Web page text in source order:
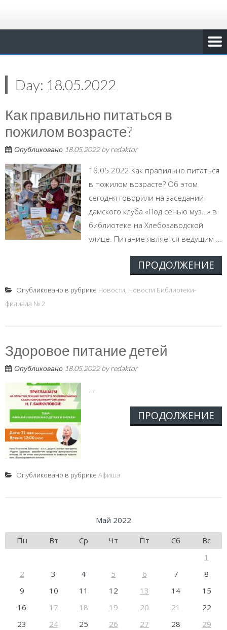
Day: 18.05.2022
Как правильно питаться в
пожилом возрасте?
Опубликовано 18.05.2022byredaktor
18.05.2022 Как правильно питаться
в пожилом возрасте? Об этом
сегодня говорили на заседании
дамского клуба «Под сенью муз…» в
библиотеке на Хлебозаводской
улице. Питание является ведущим ...
ПРОДОЛЖЕНИЕ
Опубликовано в рубрике Новости, Новости Библиотеки-
филиала № 2
Здоровое питание детей
Опубликовано 18.05.2022byredaktor
ПРОДОЛЖЕНИЕ
Опубликовано в рубрике Афиша
Май 2022
Пн
Вт Ср Чт Пт Сб
Вс
1
2
3 4 5 6 7
8
9
10 11 12 13 14
15
16
17 18 19 20 21
22
23
24 25 26 27 28
29